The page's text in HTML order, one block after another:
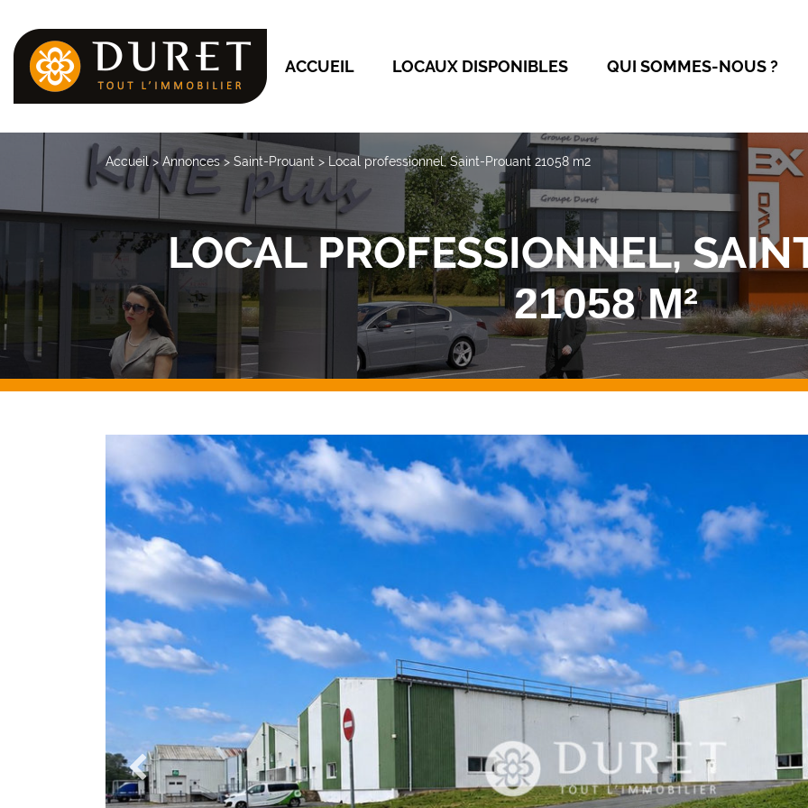
ACCUEIL LOCAUX DISPONIBLES QUI SOMMES-NOUS ?
Accueil>Annonces> Saint-Prouant > Local professionnel, Saint-Prouant 21058 m2
LOCAL PROFESSIONNEL,
21058 M²